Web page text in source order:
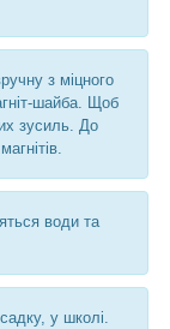
з міцного
шайба. Щоб
зусиль. До
води та
у школі.